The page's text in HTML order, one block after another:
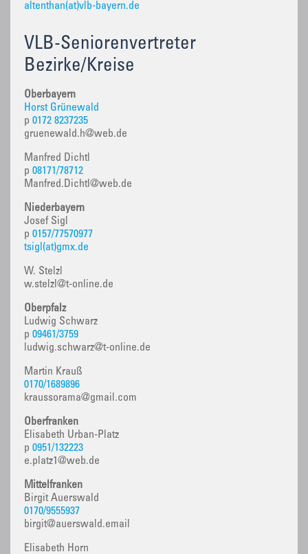
altenthan(at)vlb-bayern.de
VLB-Seniorenvertreter
Bezirke/Kreise
Oberbayern
Horst Grünewald
p 0172 8237235
gruenewald.h@web.de
Manfred Dichtl
p 08171/78712
Manfred.Dichtl@web.de
Niederbayern
Josef Sigl
p 0157/77570977
tsigl(at)gmx.de
W. Stelzl
w.stelzl@t-online.de
Oberpfalz
Ludwig Schwarz
p 09461/3759
ludwig.schwarz@t-online.de
Martin Krauß
0170/1689896
kraussorama@gmail.com
Oberfranken
Elisabeth Urban-Platz
p 0951/132223
e.platz1@web.de
Mittelfranken
Birgit Auerswald
0170/9555937
birgit@auerswald.email
Elisabeth Horn